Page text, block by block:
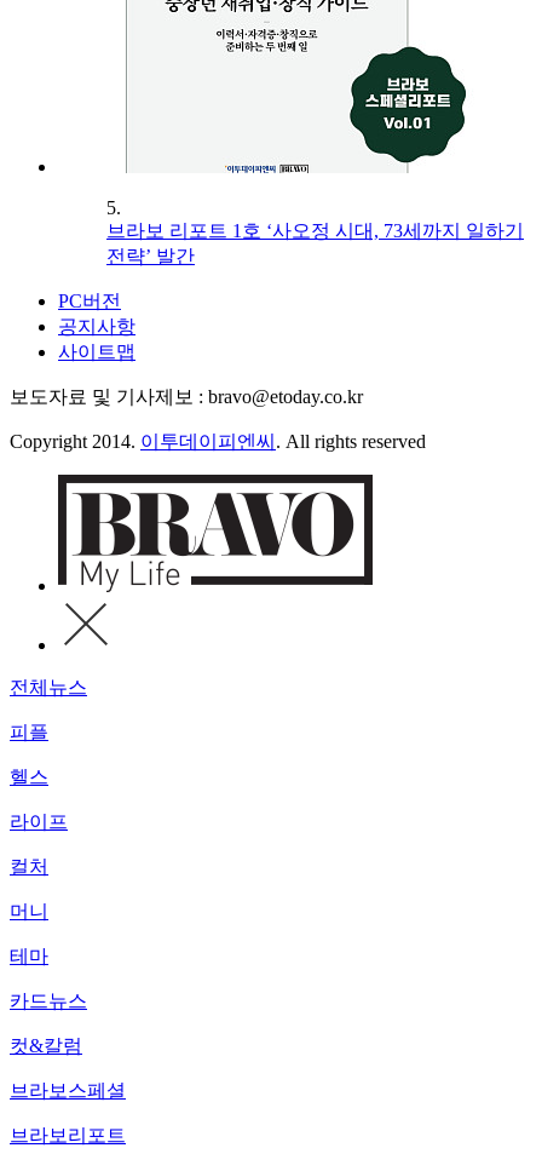
5.
브라보 리포트 1호 ‘사오정 시대, 73세까지 일하기
전략’ 발간
PC버전
공지사항
사이트맵
보도자료 및 기사제보 : bravo@etoday.co.kr
Copyright 2014. 이투데이피엔씨 . All rights reserved
전체뉴스
피플
헬스
라이프
컬처
머니
테마
카드뉴스
컷&칼럼
브라보스페셜
브라보리포트